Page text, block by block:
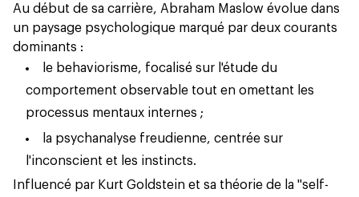
Au début de sa carrière, Abraham Maslow évolue dans
un paysage psychologique marqué par deux courants
dominants :
le behaviorisme, focalisé sur l'étude du
comportement observable tout en omettant les
processus mentaux internes ;
la psychanalyse freudienne, centrée sur
l'inconscient et les instincts.
Influencé par Kurt Goldstein et sa théorie de la "self-